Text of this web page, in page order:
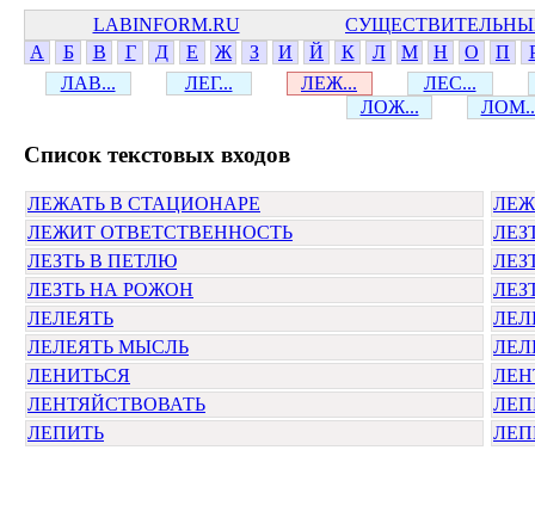
LABINFORM.RU
А
Б В Г Д Е Ж З И Й К Л М Н О П
ЛАВ...
ЛЕГ... ЛЕЖ...
ЛЕС...
ЛОЖ...
Cписок текстовых входов
ЛЕЖАТЬ В СТАЦИОНАРЕ
ЛЕЖИТ ОТВЕТСТВЕННОСТЬ
ЛЕЗТЬ В ПЕТЛЮ
ЛЕЗТЬ НА РОЖОН
ЛЕЛЕЯТЬ
ЛЕЛЕЯТЬ МЫСЛЬ
ЛЕНИТЬСЯ
ЛЕНТЯЙСТВОВАТЬ
ЛЕПИТЬ